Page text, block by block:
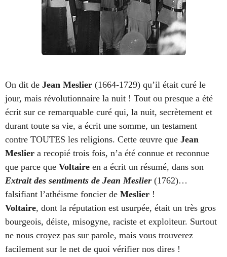
On dit de Jean Meslier (1664-1729) qu’il était curé le
jour, mais révolutionnaire la nuit ! Tout ou presque a été
écrit sur ce remarquable curé qui, la nuit, secrètement et
durant toute sa vie, a écrit une somme, un testament
contre TOUTES les religions. Cette œuvre que Jean
Meslier a recopié trois fois, n’a été connue et reconnue
que parce que Voltaire en a écrit un résumé, dans son
Extrait des sentiments de Jean Meslier (1762)…
falsifiant l’athéisme foncier de Meslier !
Voltaire, dont la réputation est usurpée, était un très gros
bourgeois, déiste, misogyne, raciste et exploiteur. Surtout
ne nous croyez pas sur parole, mais vous trouverez
facilement sur le net de quoi vérifier nos dires !